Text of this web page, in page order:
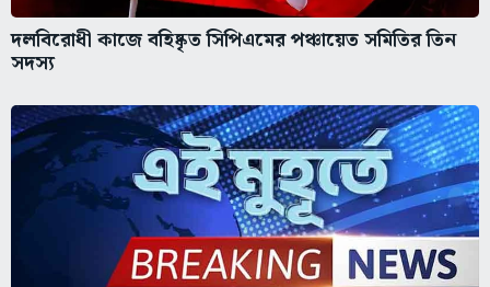
দলবিরোধী কাজে বহিষ্কৃত সিপিএমের পঞ্চায়েত সমিতির তিন
সদস্য